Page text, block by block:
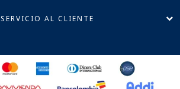
SERVICIO AL CLIENTE